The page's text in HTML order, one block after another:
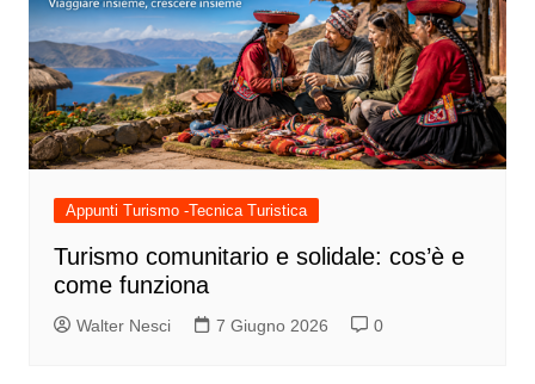
Appunti Turismo -Tecnica Turistica
Turismo comunitario e solidale: cos’è e
come funziona
Walter Nesci 7 Giugno 2026 0